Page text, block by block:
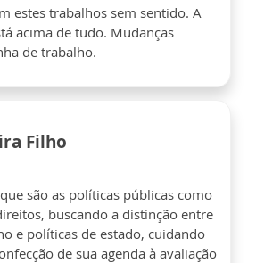
estes trabalhos sem sentido. A
acima de tudo. Mudanças
de trabalho.
Filho
são as políticas públicas como
buscando a distinção entre
e políticas de estado, cuidando
de sua agenda à avaliação